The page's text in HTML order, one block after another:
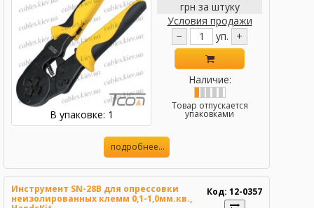
В упаковке: 1
грн за штуку
Условия продажи
−
уп. +
Наличие:
Товар отпускается
упаковками
подробнее...
Инструмент SN-28B для опрессовки
неизолированных клемм 0,1-1,0мм.кв.,
Код: 12-0357